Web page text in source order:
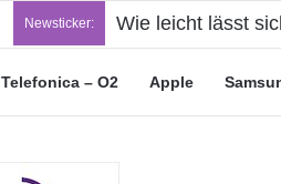
Newsticker: „Junge Leute“-
Telefonica – O2 Apple